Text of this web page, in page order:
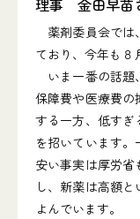
理事 金田早苗
薬剤委員会では
ており、今年も８
いま一番の話題
保障費や医療費の
する一方、低す
を招いています
安い事実は厚労
し、新薬は高額
よんでいます。